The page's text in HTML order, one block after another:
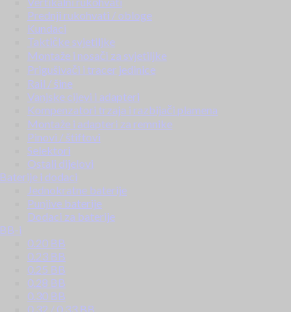
Prednji rukohvati / obloge
Kundaci
Taktičke svjetiljke
Montaže i nosači za svjetiljke
Prigušivači i tracer jedinice
Rail / šine
Vanjske cijevi i adapteri
Kompenzatori trzaja i razbijači plamena
Montaže i adapteri za remnike
Pinovi / štiftovi
Selektori
Ostali dijelovi
Baterije i dodaci
Jednokratne baterije
Punjive baterije
Dodaci za baterije
BB-i
0.20 BB
0.23 BB
0.25 BB
0.28 BB
0.30 BB
0.32 / 0.33 BB